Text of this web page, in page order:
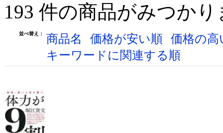
193 件の商品がみつか
並べ替え： 商品名 価格が安い順 価格の
キーワードに関連する順